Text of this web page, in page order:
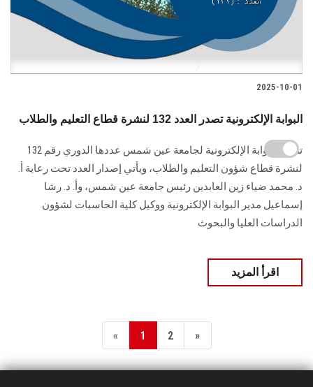
2025-10-01
البوابة الإلكترونية تصدر العدد 132 لنشرة قطاع التعليم والطلاب
تصدر البوابة الإلكترونية لجامعة عين شمس عددها الدوري رقم 132
لنشرة قطاع شؤون التعليم ‏والطلاب‎، ويأتي إصدار العدد تحت رعاية أ.
د. محمد ضياء زين العابدين رئيس جامعة عين شمس، وأ. د. ‏رشا
إسماعيل مدير البوابة الإلكترونية ووكيل كلية الحاسبات لشؤون
‏الدراسات العليا والبحوث
اقرأ المزيد
« 1 2 »